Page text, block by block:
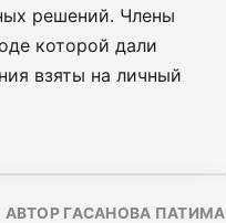
решений. Члены
которой дали
взяты на личный
АВТОР ГАСАНОВА ПАТИМА